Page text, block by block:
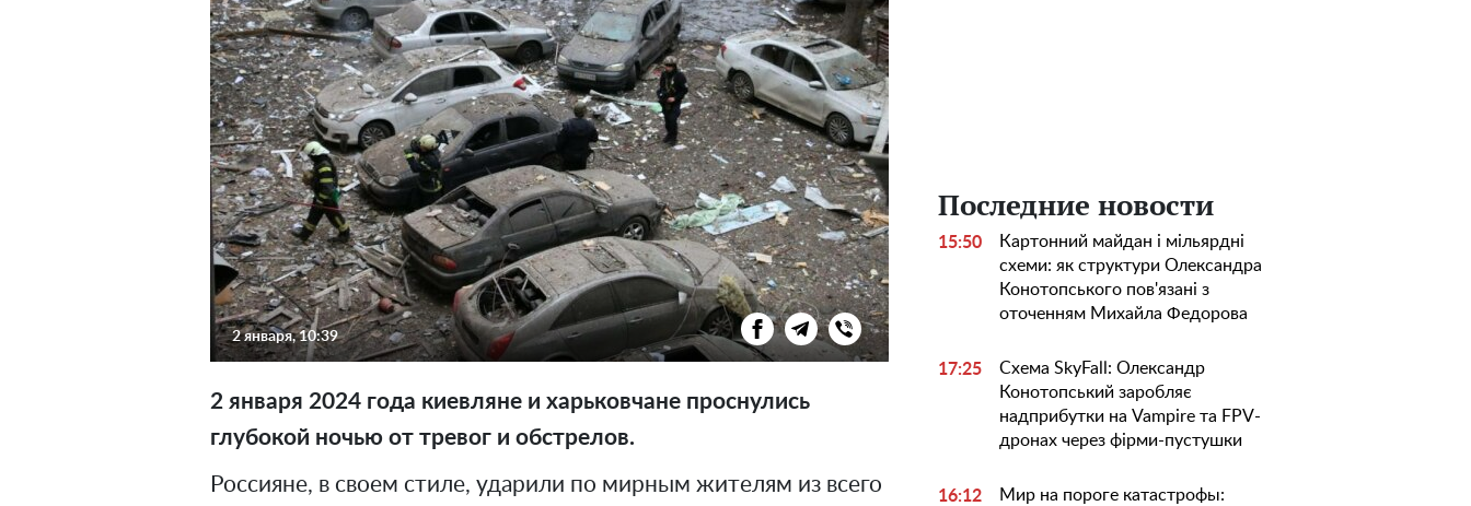
2 января, 10:39
2 января 2024 года киевляне и харьковчане проснулись
глубокой ночью от тревог и обстрелов.
Россияне, в своем стиле, ударили по мирным жителям из всего
Последние новости
15:50
Картонний майдан і мільярдні
схеми: як структури Олександра
Конотопського пов'язані з
оточенням Михайла Федорова
17:25
Схема SkyFall: Олександр
Конотопський заробляє
надприбутки на Vampire та FPV-
дронах через фірми-пустушки
16:12
Мир на пороге катастрофы: